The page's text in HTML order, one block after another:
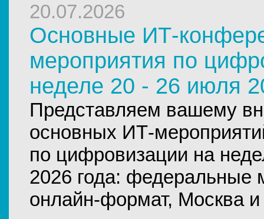
20.07.2026
Основные ИТ-
мероприятия по
неделе 20 - 26 июля
Представляем вашему
основных ИТ-
по цифровизации на
2026 года: федеральные
онлайн-формат, Москва